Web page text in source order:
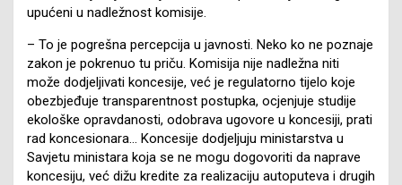
upućeni u nadležnost komisije.
– To je pogrešna percepcija u javnosti. Neko ko ne poznaje
zakon je pokrenuo tu priču. Komisija nije nadležna niti
može dodjeljivati koncesije, već je regulatorno tijelo koje
obezbjeđuje transparentnost postupka, ocjenjuje studije
ekološke opravdanosti, odobrava ugovore u koncesiji, prati
rad koncesionara… Koncesije dodjeljuju ministarstva u
Savjetu ministara koja se ne mogu dogovoriti da naprave
koncesiju, već dižu kredite za realizaciju autoputeva i drugih